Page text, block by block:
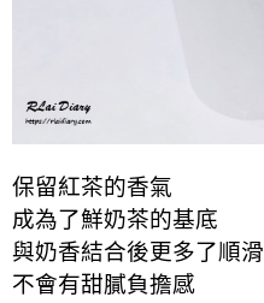
保留紅茶的香氣
成為了鮮奶茶的基底
與奶香結合後更多了順滑
不會有甜膩負擔感